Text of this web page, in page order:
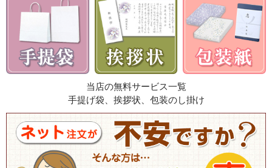
当店の無料サービス一覧
手提げ袋、挨拶状、包装のし掛け